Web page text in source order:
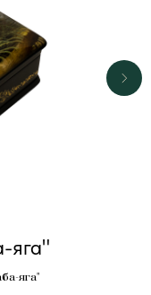
яга"
яга"